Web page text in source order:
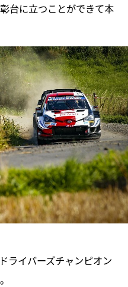
台に立つことができて本
ライバーズチャンピオン